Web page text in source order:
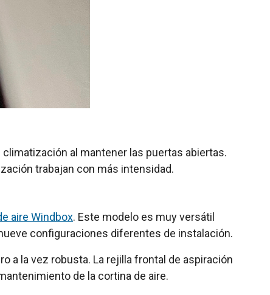
al mantener las puertas abiertas.
trabajan con más intensidad.
aire Windbox. Este modelo es muy versátil
configuraciones diferentes de instalación.
a la vez robusta. La rejilla frontal de aspiración
de la cortina de aire.